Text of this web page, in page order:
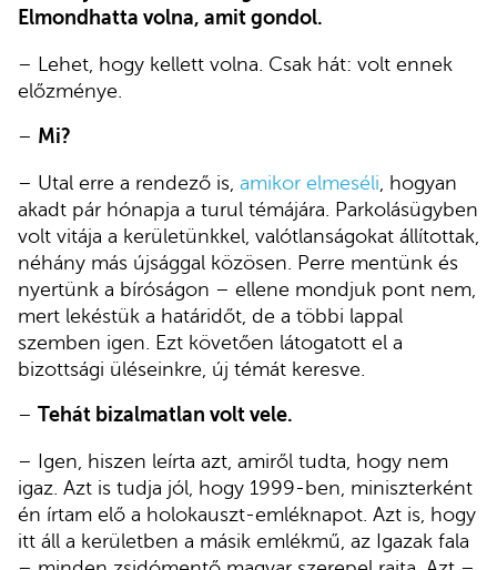
Elmondhatta volna, amit gondol.
– Lehet, hogy kellett volna. Csak hát: volt ennek
előzménye.
– Mi?
– Utal erre a rendező is, amikor elmeséli , hogyan
akadt pár hónapja a turul témájára. Parkolásügyben
volt vitája a kerületünkkel, valótlanságokat állítottak,
néhány más újsággal közösen. Perre mentünk és
nyertünk a bíróságon – ellene mondjuk pont nem,
mert lekéstük a határidőt, de a többi lappal
szemben igen. Ezt követően látogatott el a
bizottsági üléseinkre, új témát keresve.
– Tehát bizalmatlan volt vele.
– Igen, hiszen leírta azt, amiről tudta, hogy nem
igaz. Azt is tudja jól, hogy 1999-ben, miniszterként
én írtam elő a holokauszt-emléknapot. Azt is, hogy
itt áll a kerületben a másik emlékmű, az Igazak fala